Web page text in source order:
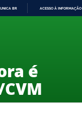
BR ACESSO À INFORMAÇÃO
é